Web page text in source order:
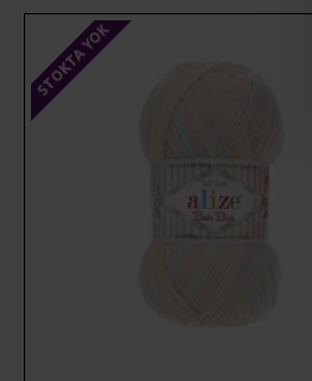
STOKTA YOK